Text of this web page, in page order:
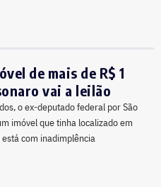
de mais de R$ 1
vai a leilão
o ex-deputado federal por São
imóvel que tinha localizado em
com inadimplência